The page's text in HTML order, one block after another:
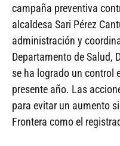
campaña preventiva
alcaldesa Sari Pérez
administración y
Departamento de Salud,
se ha logrado un control
presente año. Las
para evitar un aumento
Frontera como el